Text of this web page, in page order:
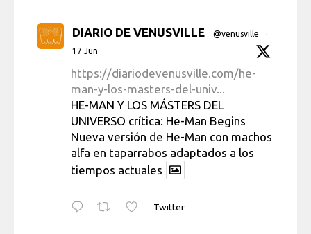
DIARIO DE VENUSVILLE @venusville
·
17 Jun
https://diariodevenusville.com/he-
man-y-los-masters-del-univ...
HE-MAN Y LOS MÁSTERS DEL
UNIVERSO crítica: He-Man Begins
Nueva versión de He-Man con machos
alfa en taparrabos adaptados a los
tiempos actuales
Twitter